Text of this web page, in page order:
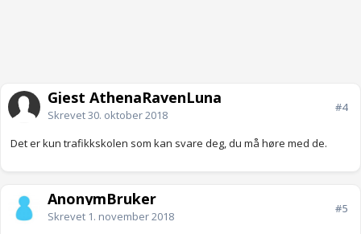
Gjest AthenaRavenLuna
Skrevet30. oktober 2018
#4
Det er kun trafikkskolen som kan svare deg, du må høre med de.
AnonymBruker
Skrevet 1. november 2018
#5